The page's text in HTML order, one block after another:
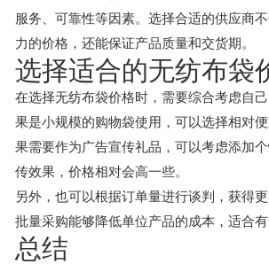
服务、可靠性等因素。选择合适的供应商
力的价格，还能保证产品质量和交货期。
选择适合的无纺布袋
在选择无纺布袋价格时，需要综合考虑自
果是小规模的购物袋使用，可以选择相对
果需要作为广告宣传礼品，可以考虑添加
传效果，价格相对会高一些。
另外，也可以根据订单量进行谈判，获得更
批量采购能够降低单位产品的成本，适合有
总结